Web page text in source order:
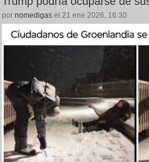
por nomedigas el 21 ene 2026, 16:30